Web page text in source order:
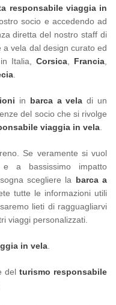
responsabile viaggia in
socio e accedendo ad
diretta del nostro staff di
vela dal design curato ed
Italia, Corsica, Francia
in barca a vela di un
del socio che si rivolge
viaggia in vela
Se veramente si vuol
e a bassissimo impatto
scegliere la barca a
tutte le informazioni utili
lieti di ragguagliarvi
viaggi personalizzati.
in vela
del turismo responsabile